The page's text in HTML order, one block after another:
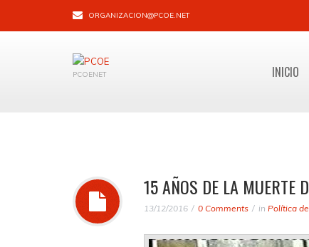
ORGANIZACION@PCOE.NET
PCOENET INICIO
15 AÑOS DE LA MUERTE
13/12/2016 0 Comments in Política